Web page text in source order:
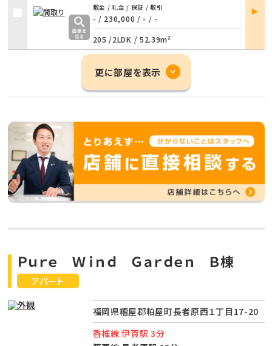
敷金 / 礼金 / 保証 / 敷引
- / 230,000 / - / -
205 /2LDK / 52.39m²
部屋
詳細
更に部屋を表示
アパート
Ｐｕｒｅ Ｗｉｎｄ Ｇａｒｄｅｎ Ｂ棟
福岡県糟屋郡粕屋町長者原西１丁目17-20
香椎線 伊賀駅 3分